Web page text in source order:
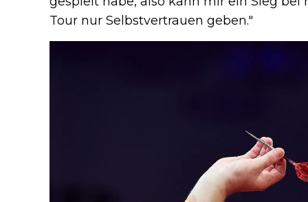
Tour nur Selbstvertrauen geben."